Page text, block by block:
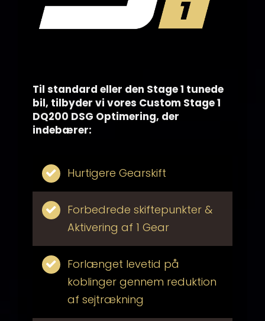
Til standard eller den Stage 1 tunede
bil, tilbyder vi vores Custom Stage 1
DQ200 DSG Optimering, der
indebærer:
Hurtigere Gearskift
Forbedrede skiftepunkter &
Aktivering af 1 Gear
Forlænget levetid på
koblinger gennem reduktion
af sejtrækning